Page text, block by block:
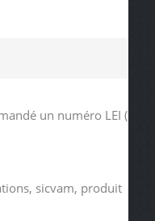
un numéro LEI (
sicvam, produit